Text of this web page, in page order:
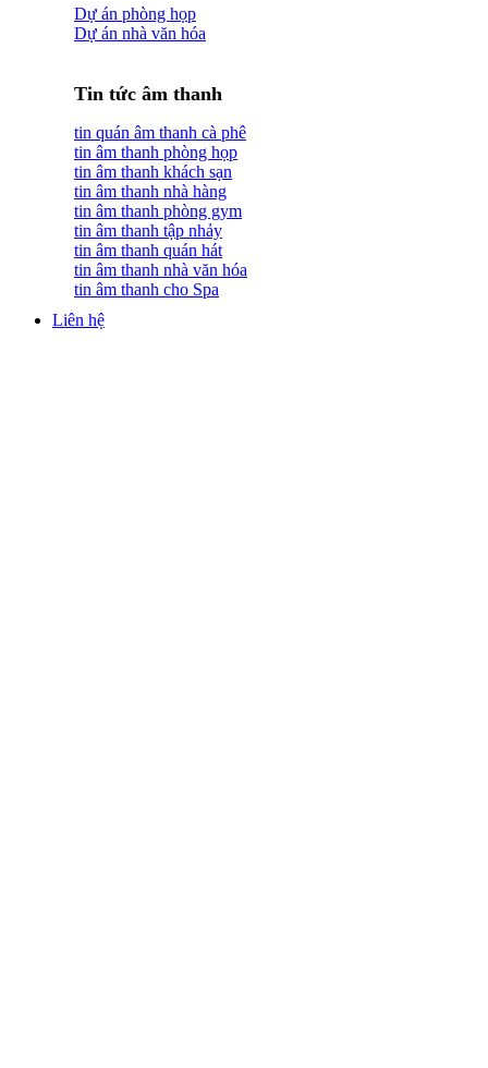
Dự án phòng họp
Dự án nhà văn hóa
Tin tức âm thanh
tin quán âm thanh cà phê
tin âm thanh phòng họp
tin âm thanh khách sạn
tin âm thanh nhà hàng
tin âm thanh phòng gym
tin âm thanh tập nhảy
tin âm thanh quán hát
tin âm thanh nhà văn hóa
tin âm thanh cho Spa
Liên hệ